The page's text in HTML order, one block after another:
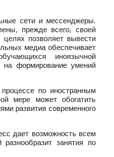
сети и мессенджеры.
прежде всего, своей
позволяет вывести
медиа обеспечивает
иноязычной
на формирование умений
по иностранным
мере может обогатить
развития современного
дает возможность всем
занятия по